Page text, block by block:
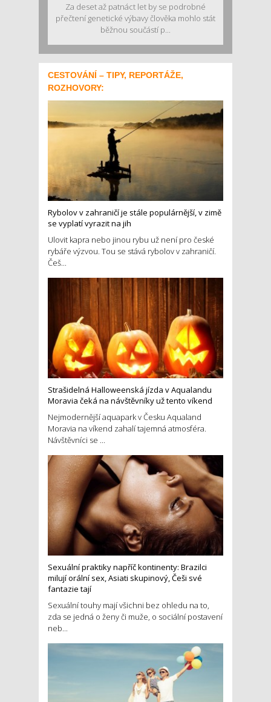
Za deset až patnáct let by se podrobné
přečtení genetické výbavy člověka mohlo stát
běžnou součástí p...
CESTOVÁNÍ – TIPY, REPORTÁŽE,
ROZHOVORY:
Rybolov v zahraničí je stále populárnější, v zimě
se vyplatí vyrazit na jih
Ulovit kapra nebo jinou rybu už není pro české
rybáře výzvou. Tou se stává rybolov v zahraničí.
Češ...
Strašidelná Halloweenská jízda v Aqualandu
Moravia čeká na návštěvníky už tento víkend
Nejmodernější aquapark v Česku Aqualand
Moravia na víkend zahalí tajemná atmosféra.
Návštěvníci se ...
Sexuální praktiky napříč kontinenty: Brazilci
milují orální sex, Asiati skupinový, Češi své
fantazie tají
Sexuální touhy mají všichni bez ohledu na to,
zda se jedná o ženy či muže, o sociální postavení
neb...